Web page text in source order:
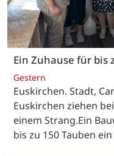
Ein Zuhause für bis
Gestern
Euskirchen. Stadt,
Euskirchen ziehen
einem Strang.Ein
bis zu 150 Tauben